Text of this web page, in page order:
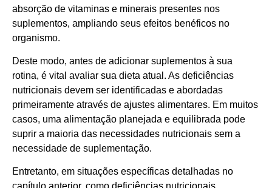
absorção de vitaminas e minerais presentes nos
suplementos, ampliando seus efeitos benéficos no
organismo.
Deste modo, antes de adicionar suplementos à sua
rotina, é vital avaliar sua dieta atual. As deficiências
nutricionais devem ser identificadas e abordadas
primeiramente através de ajustes alimentares. Em muitos
casos, uma alimentação planejada e equilibrada pode
suprir a maioria das necessidades nutricionais sem a
necessidade de suplementação.
Entretanto, em situações específicas detalhadas no